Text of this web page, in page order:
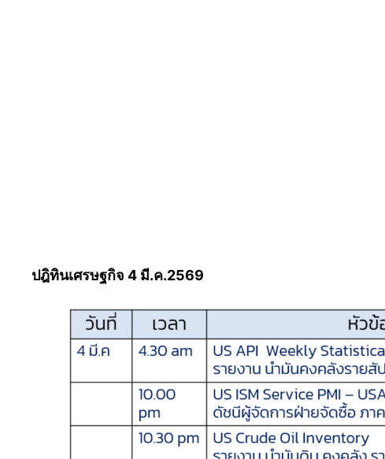
ปฎิทินเศรษฐกิจ 4 มี.ค.2569